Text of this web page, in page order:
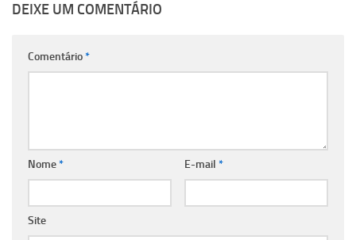
DEIXE UM COMENTÁRIO
Comentário*
Nome* E-mail *
Site